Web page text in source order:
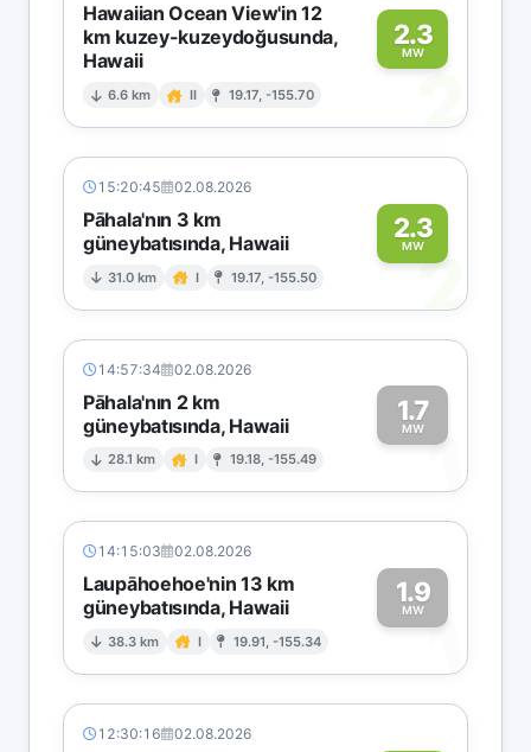
Hawaiian Ocean View'in 12
km kuzey-kuzeydoğusunda,
Hawaii
6.6 km II 19.17, -155.70
2.3
MW
2
15:20:45 02.08.2026
Pāhala'nın 3 km
güneybatısında, Hawaii
31.0 km I 19.17, -155.50
2.3
MW2
14:57:34 02.08.2026
Pāhala'nın 2 km
güneybatısında, Hawaii
28.1 km I 19.18, -155.49
1.7
MW1
14:15:03 02.08.2026
Laupāhoehoe'nin 13 km
güneybatısında, Hawaii
38.3 km I 19.91, -155.34
1.9
MW1
12:30:16 02.08.2026